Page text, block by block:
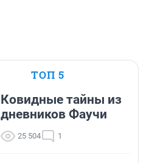
ТОП 5
Ковидные тайны из
дневников Фаучи
25 504 1